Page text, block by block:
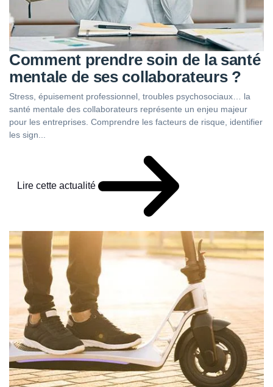
Comment prendre soin de la santé
mentale de ses collaborateurs ?
Stress, épuisement professionnel, troubles psychosociaux… la
santé mentale des collaborateurs représente un enjeu majeur
pour les entreprises. Comprendre les facteurs de risque, identifier
les sign...
Lire cette actualité